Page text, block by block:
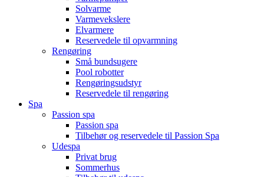
Solvarme
Varmevekslere
Elvarmere
Reservedele til opvarmning
Rengøring
Små bundsugere
Pool robotter
Rengøringsudstyr
Reservedele til rengøring
Spa
Passion spa
Passion spa
Tilbehør og reservedele til Passion Spa
Udespa
Privat brug
Sommerhus